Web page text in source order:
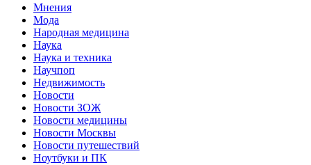
Мнения
Мода
Народная медицина
Наука
Наука и техника
Научпоп
Недвижимость
Новости
Новости ЗОЖ
Новости медицины
Новости Москвы
Новости путешествий
Ноутбуки и ПК